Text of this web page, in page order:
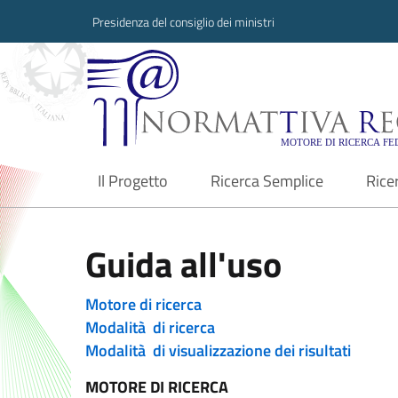
Presidenza del consiglio dei ministri
Normattiva
Il Progetto
current Ricerca Semplice
Guida all'uso
Motore di ricerca
Modalità di ricerca
Modalità di visualizzazione dei risultati
MOTORE DI RICERCA